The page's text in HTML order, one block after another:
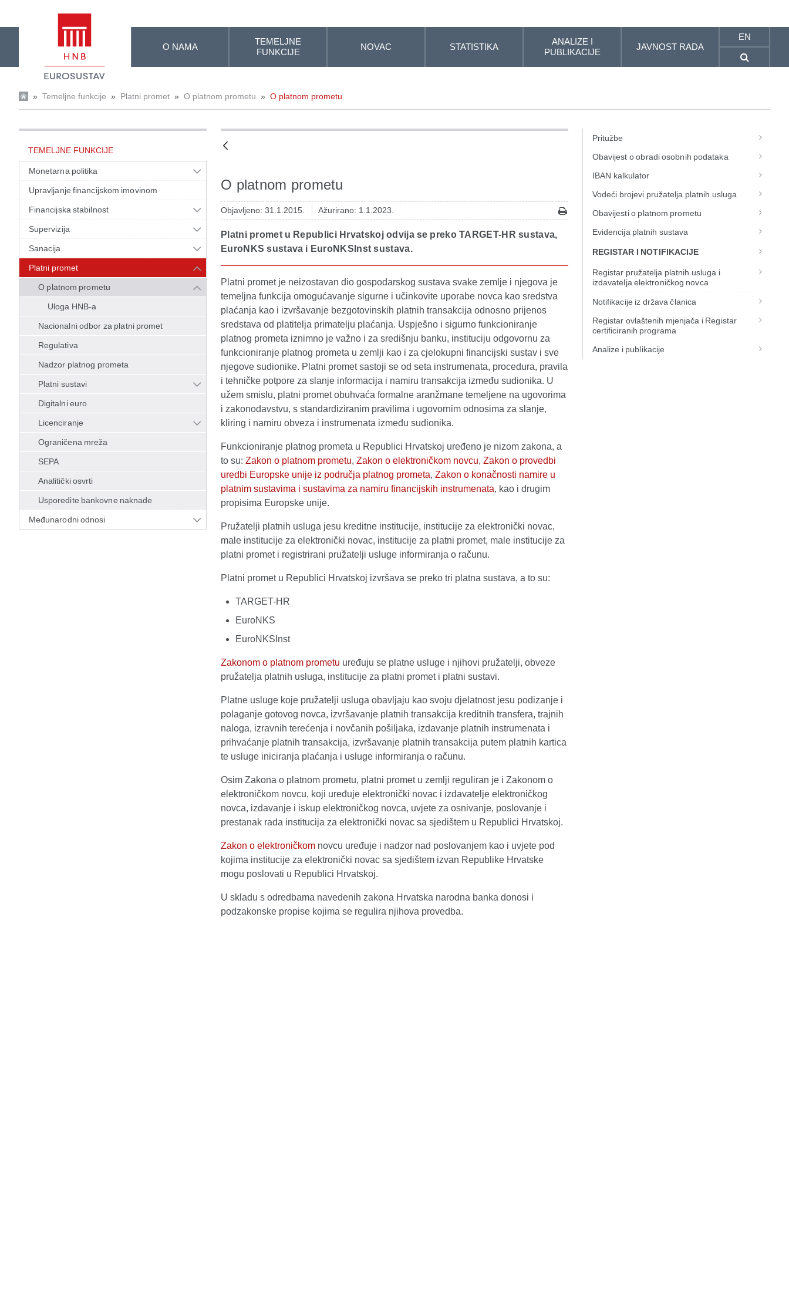
O NAMA
TEMELJNE
FUNKCIJE
NOVAC STATISTIKA
ANALIZE I
PUBLIKACIJE
JAVNOST RADA
EN
» Temeljne funkcije » Platni promet » O platnom prometu » O platnom prometu
TEMELJNE FUNKCIJE
Monetarna politika
Upravljanje financijskom imovinom
Financijska stabilnost
Supervizija
Sanacija
Platni promet
O platnom prometu
Uloga HNB-a
Nacionalni odbor za platni promet
Regulativa
Nadzor platnog prometa
Platni sustavi
Digitalni euro
Licenciranje
Ograničena mreža
SEPA
Analitički osvrti
Usporedite bankovne naknade
Međunarodni odnosi
O platnom prometu
Objavljeno: 31.1.2015. Ažurirano: 1.1.2023.
Platni promet u Republici Hrvatskoj odvija se preko TARGET-HR sustava,
EuroNKS sustava i EuroNKSInst sustava.
Platni promet je neizostavan dio gospodarskog sustava svake zemlje i njegova je
temeljna funkcija omogućavanje sigurne i učinkovite uporabe novca kao sredstva
plaćanja kao i izvršavanje bezgotovinskih platnih transakcija odnosno prijenos
sredstava od platitelja primatelju plaćanja. Uspješno i sigurno funkcioniranje
platnog prometa iznimno je važno i za središnju banku, instituciju odgovornu za
funkcioniranje platnog prometa u zemlji kao i za cjelokupni financijski sustav i sve
njegove sudionike. Platni promet sastoji se od seta instrumenata, procedura, pravila
i tehničke potpore za slanje informacija i namiru transakcija između sudionika. U
užem smislu, platni promet obuhvaća formalne aranžmane temeljene na ugovorima
i zakonodavstvu, s standardiziranim pravilima i ugovornim odnosima za slanje,
kliring i namiru obveza i instrumenata između sudionika.
Funkcioniranje platnog prometa u Republici Hrvatskoj uređeno je nizom zakona, a
to su: Zakon o platnom prometu, Zakon o elektroničkom novcu, Zakon o provedbi
uredbi Europske unije iz područja platnog prometa, Zakon o konačnosti namire u
platnim sustavima i sustavima za namiru financijskih instrumenata, kao i drugim
propisima Europske unije.
Pružatelji platnih usluga jesu kreditne institucije, institucije za elektronički novac,
male institucije za elektronički novac, institucije za platni promet, male institucije za
platni promet i registrirani pružatelji usluge informiranja o računu.
Platni promet u Republici Hrvatskoj izvršava se preko tri platna sustava, a to su:
TARGET-HR
EuroNKS
EuroNKSInst
Zakonom o platnom prometu uređuju se platne usluge i njihovi pružatelji, obveze
pružatelja platnih usluga, institucije za platni promet i platni sustavi.
Platne usluge koje pružatelji usluga obavljaju kao svoju djelatnost jesu podizanje i
polaganje gotovog novca, izvršavanje platnih transakcija kreditnih transfera, trajnih
naloga, izravnih terećenja i novčanih pošiljaka, izdavanje platnih instrumenata i
prihvaćanje platnih transakcija, izvršavanje platnih transakcija putem platnih kartica
te usluge iniciranja plaćanja i usluge informiranja o računu.
Osim Zakona o platnom prometu, platni promet u zemlji reguliran je i Zakonom o
elektroničkom novcu, koji uređuje elektronički novac i izdavatelje elektroničkog
novca, izdavanje i iskup elektroničkog novca, uvjete za osnivanje, poslovanje i
prestanak rada institucija za elektronički novac sa sjedištem u Republici Hrvatskoj.
Zakon o elektroničkom novcu uređuje i nadzor nad poslovanjem kao i uvjete pod
kojima institucije za elektronički novac sa sjedištem izvan Republike Hrvatske
mogu poslovati u Republici Hrvatskoj.
U skladu s odredbama navedenih zakona Hrvatska narodna banka donosi i
podzakonske propise kojima se regulira njihova provedba.
Pritužbe
Obavijest o obradi osobnih podataka
IBAN kalkulator
Vodeći brojevi pružatelja platnih usluga
Obavijesti o platnom prometu
Evidencija platnih sustava
REGISTAR I NOTIFIKACIJE
Registar pružatelja platnih usluga i
izdavatelja elektroničkog novca
Notifikacije iz država članica
Registar ovlaštenih mjenjača i Registar
certificiranih programa
Analize i publikacije